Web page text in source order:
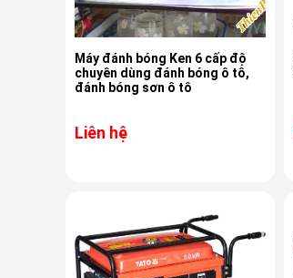
Máy đánh bóng Ken 6 cấp độ
chuyên dùng đánh bóng ô tô,
đánh bóng sơn ô tô
Liên hệ